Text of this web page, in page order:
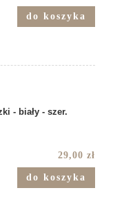
do koszyka
- biały - szer.
29,00 zł
do koszyka